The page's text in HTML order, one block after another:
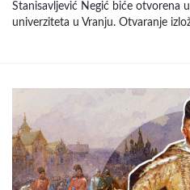
Stanisavljević Negić biće otvorena
univerziteta u Vranju. Otvaranje